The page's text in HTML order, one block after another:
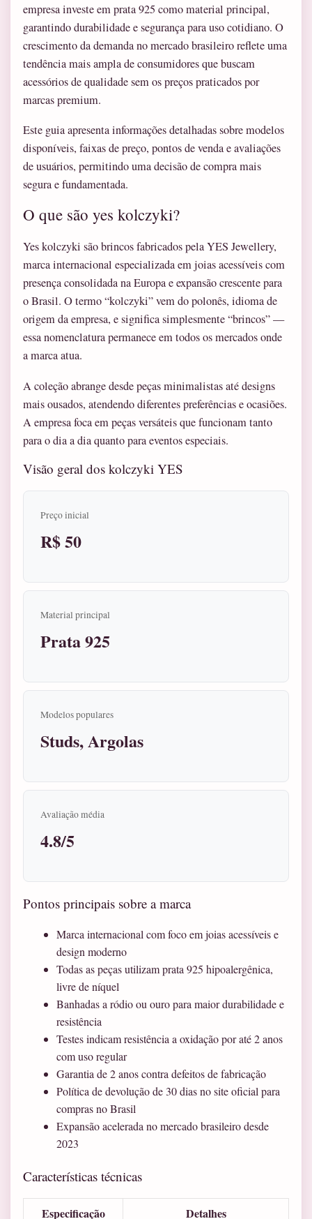
empresa investe em prata 925 como material principal,
garantindo durabilidade e segurança para uso cotidiano. O
crescimento da demanda no mercado brasileiro reflete uma
tendência mais ampla de consumidores que buscam
acessórios de qualidade sem os preços praticados por
marcas premium.
Este guia apresenta informações detalhadas sobre modelos
disponíveis, faixas de preço, pontos de venda e avaliações
de usuários, permitindo uma decisão de compra mais
segura e fundamentada.
O que são yes kolczyki?
Yes kolczyki são brincos fabricados pela YES Jewellery,
marca internacional especializada em joias acessíveis com
presença consolidada na Europa e expansão crescente para
o Brasil. O termo “kolczyki” vem do polonês, idioma de
origem da empresa, e significa simplesmente “brincos” —
essa nomenclatura permanece em todos os mercados onde
a marca atua.
A coleção abrange desde peças minimalistas até designs
mais ousados, atendendo diferentes preferências e ocasiões.
A empresa foca em peças versáteis que funcionam tanto
para o dia a dia quanto para eventos especiais.
Visão geral dos kolczyki YES
Preço inicial
R$ 50
Material principal
Prata 925
Modelos populares
Studs, Argolas
Avaliação média
4.8/5
Pontos principais sobre a marca
Marca internacional com foco em joias acessíveis e
design moderno
Todas as peças utilizam prata 925 hipoalergênica,
livre de níquel
Banhadas a ródio ou ouro para maior durabilidade e
resistência
Testes indicam resistência a oxidação por até 2 anos
com uso regular
Garantia de 2 anos contra defeitos de fabricação
Política de devolução de 30 dias no site oficial para
compras no Brasil
Expansão acelerada no mercado brasileiro desde
2023
Características técnicas
Especificação Detalhes